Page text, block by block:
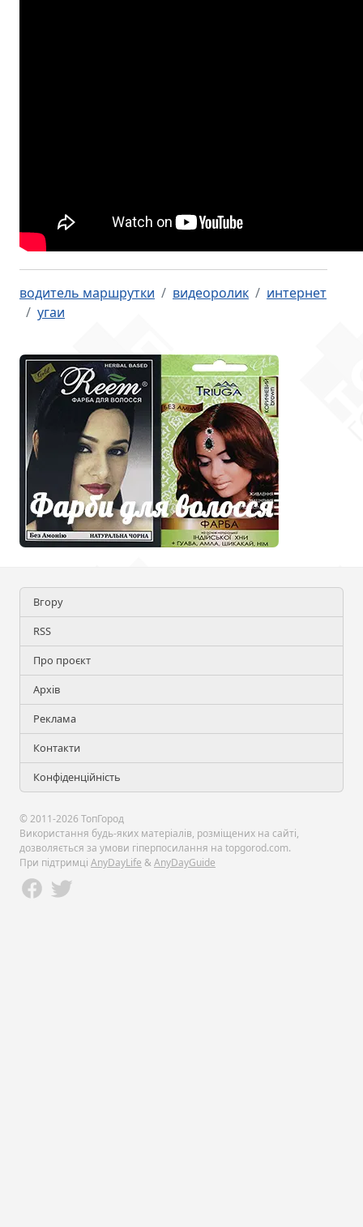
водитель маршрутки видеоролик
интернет
угаи
Вгору
RSS
Про проєкт
Архів
Реклама
Контакти
Конфіденційність
© 2011-2026 ТопГород
Використання будь-яких матеріалів, розміщених на сайті,
дозволяється за умови гіперпосилання на topgorod.com.
При підтримці AnyDayLife &AnyDayGuide